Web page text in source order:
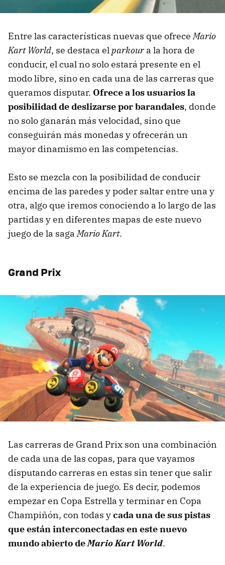
Entre las características nuevas que ofreceMario
Kart World, se destaca elparkoura la hora de
conducir, el cual no solo estará presente en el
modo libre, sino en cada una de las carreras que
queramos disputar. Ofrece a los usuarios la
posibilidad de deslizarse por barandales, donde
no solo ganarán más velocidad, sino que
conseguirán más monedas y ofrecerán un
mayor dinamismo en las competencias.
Esto se mezcla con la posibilidad de conducir
encima de las paredes y poder saltar entre una y
otra, algo que iremos conociendo a lo largo de las
partidas y en diferentes mapas de este nuevo
juego de la sagaMario Kart.
Grand Prix
Las carreras de Grand Prix son una combinación
de cada una de las copas, para que vayamos
disputando carreras en estas sin tener que salir
de la experiencia de juego. Es decir, podemos
empezar en Copa Estrella y terminar en Copa
Champiñón, con todas ycada una de sus pistas
que están interconectadas en este nuevo
mundo abierto deMario Kart World.